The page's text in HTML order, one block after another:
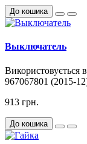
До кошика
Выключатель
Використовується
967067801 (2015-
913 грн.
До кошика